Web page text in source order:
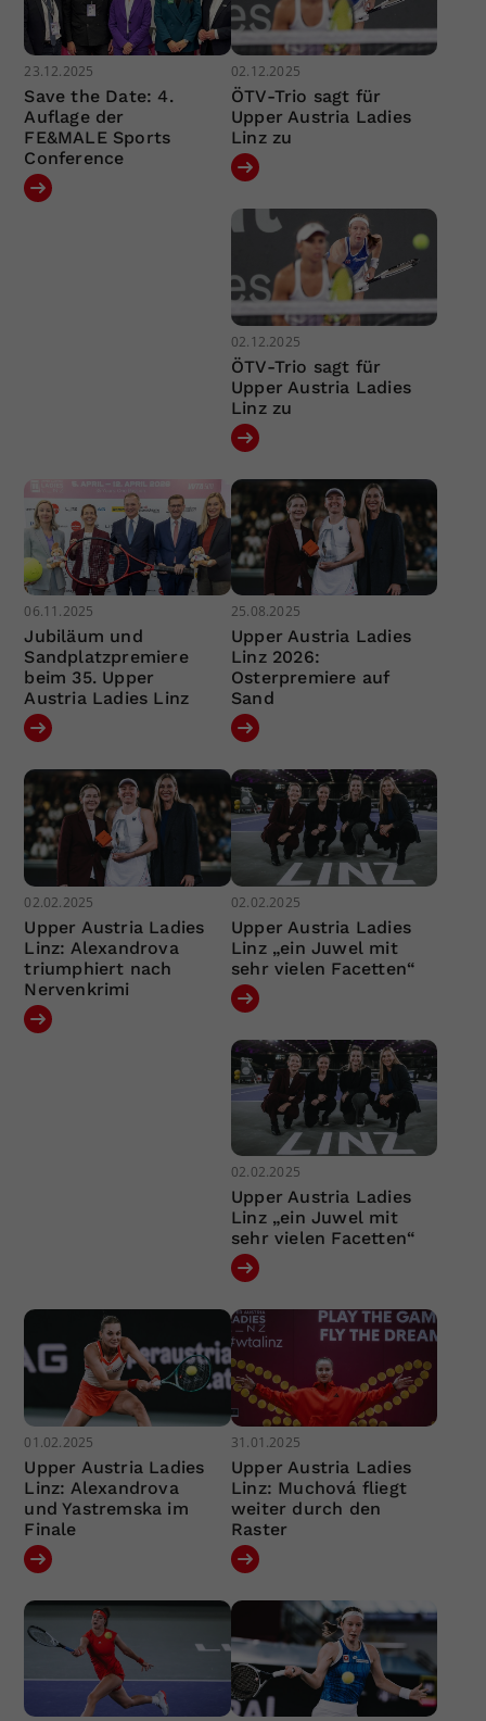
23.12.2025
Save the Date: 4.
Auflage der
FE&MALE Sports
Conference
02.12.2025
ÖTV-Trio sagt für
Upper Austria Ladies
Linz zu
02.12.2025
ÖTV-Trio sagt für
Upper Austria Ladies
Linz zu
06.11.2025
Jubiläum und
Sandplatzpremiere
beim 35. Upper
Austria Ladies Linz
25.08.2025
Upper Austria Ladies
Linz 2026:
Osterpremiere auf
Sand
02.02.2025
Upper Austria Ladies
Linz: Alexandrova
triumphiert nach
Nervenkrimi
02.02.2025
Upper Austria Ladies
Linz „ein Juwel mit
sehr vielen Facetten“
02.02.2025
Upper Austria Ladies
Linz „ein Juwel mit
sehr vielen Facetten“
01.02.2025
Upper Austria Ladies
Linz: Alexandrova
und Yastremska im
Finale
31.01.2025
Upper Austria Ladies
Linz: Muchová fliegt
weiter durch den
Raster